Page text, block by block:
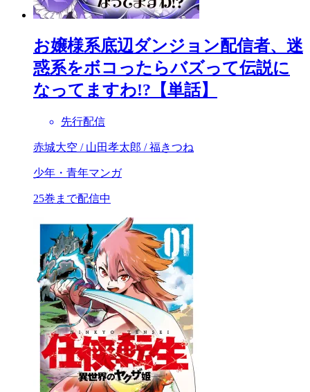
お嬢様系底辺ダンジョン配信者、迷
惑系をボコったらバズって伝説に
なってますわ!?【単話】
先行配信
赤城大空 / 山田孝太郎 / 福きつね
少年・青年マンガ
25巻まで配信中